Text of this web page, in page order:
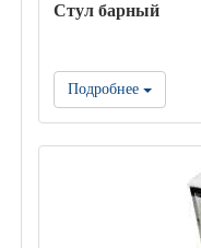
Стул барный
Подробнее